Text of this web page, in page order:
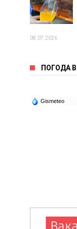
08.07.2026
ПОГОДА
Gismeteo